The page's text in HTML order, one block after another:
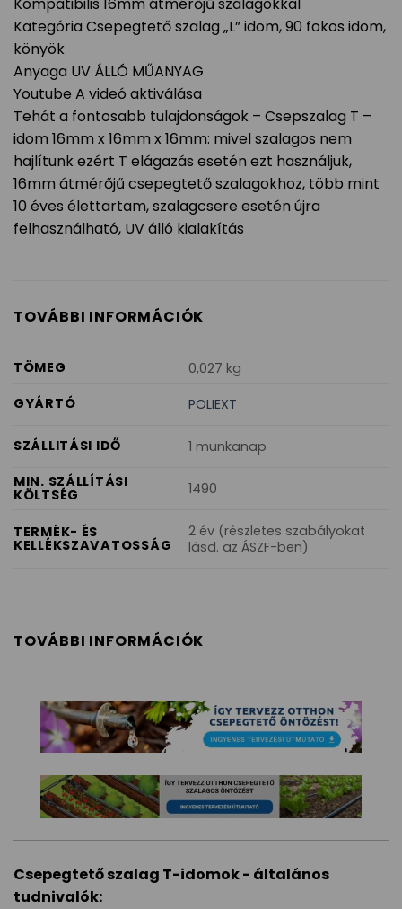
Kategória Csepegtető szalag „L” idom, 90 fokos idom,
könyök
Anyaga UV ÁLLÓ MŰANYAG
Youtube A videó aktiválása
Tehát a fontosabb tulajdonságok – Csepszalag T –
idom 16mm x 16mm x 16mm: mivel szalagos nem
hajlítunk ezért T elágazás esetén ezt használjuk,
16mm átmérőjű csepegtető szalagokhoz, több mint
10 éves élettartam, szalagcsere esetén újra
felhasználható, UV álló kialakítás
TOVÁBBI INFORMÁCIÓK
TÖMEG
0,027 kg
GYÁRTÓ
POLIEXT
SZÁLLITÁSI IDŐ
1 munkanap
MIN. SZÁLLÍTÁSI
KÖLTSÉG 1490
TERMÉK- ÉS
KELLÉKSZAVATOSSÁG
2 év (részletes szabályokat
lásd. az ÁSZF-ben)
TOVÁBBI INFORMÁCIÓK
Csepegtető szalag T-idomok - általános
tudnivalók: